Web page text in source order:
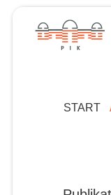
START